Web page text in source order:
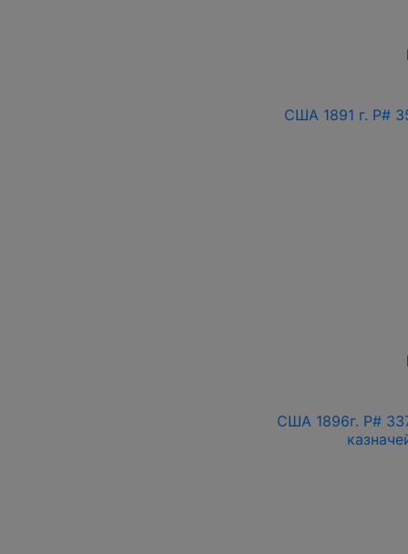
США 1891 г. P#
США 1896г. P#